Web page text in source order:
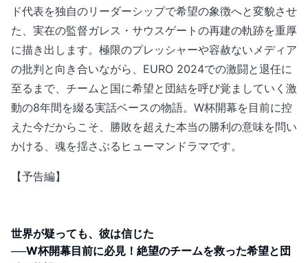
ド代表を独自のリーダーシップで希望の象徴へと変貌させ
た、実在の監督ガレス・サウスゲートの再建の軌跡を重厚
に描き出します。極限のプレッシャーや容赦ないメディア
の批判と向き合いながら、EURO 2024での激闘と退任に
至るまで、チームと国に希望と団結を呼び覚ましていく激
動の8年間を綴る実話ベースの物語。W杯開幕を目前に控
えた今だからこそ、勝敗を超えた本当の勝利の意味を問い
かける、魂を揺さぶるヒューマンドラマです。
【予告編】
世界が疑っても、彼は信じた
──W杯開幕目前に必見！絶望のチームを救った希望と団